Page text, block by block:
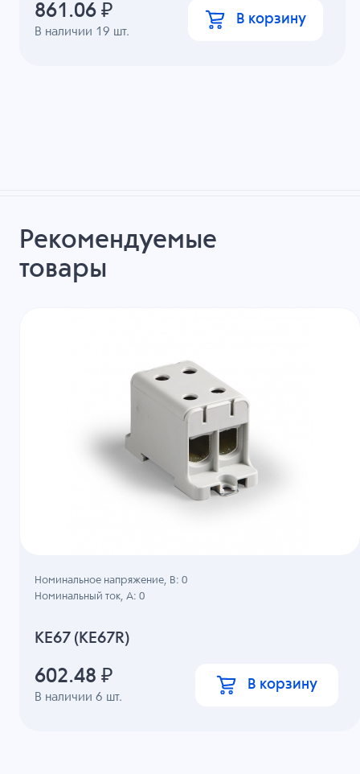
В наличии 19 шт.
861.06 ₽ В корзину
Рекомендуемые
товары
KE67 (KE67R)
В наличии6 шт.
Номинальное напряжение, B: 0
Номинальный ток, А: 0
602.48 ₽ В корзину